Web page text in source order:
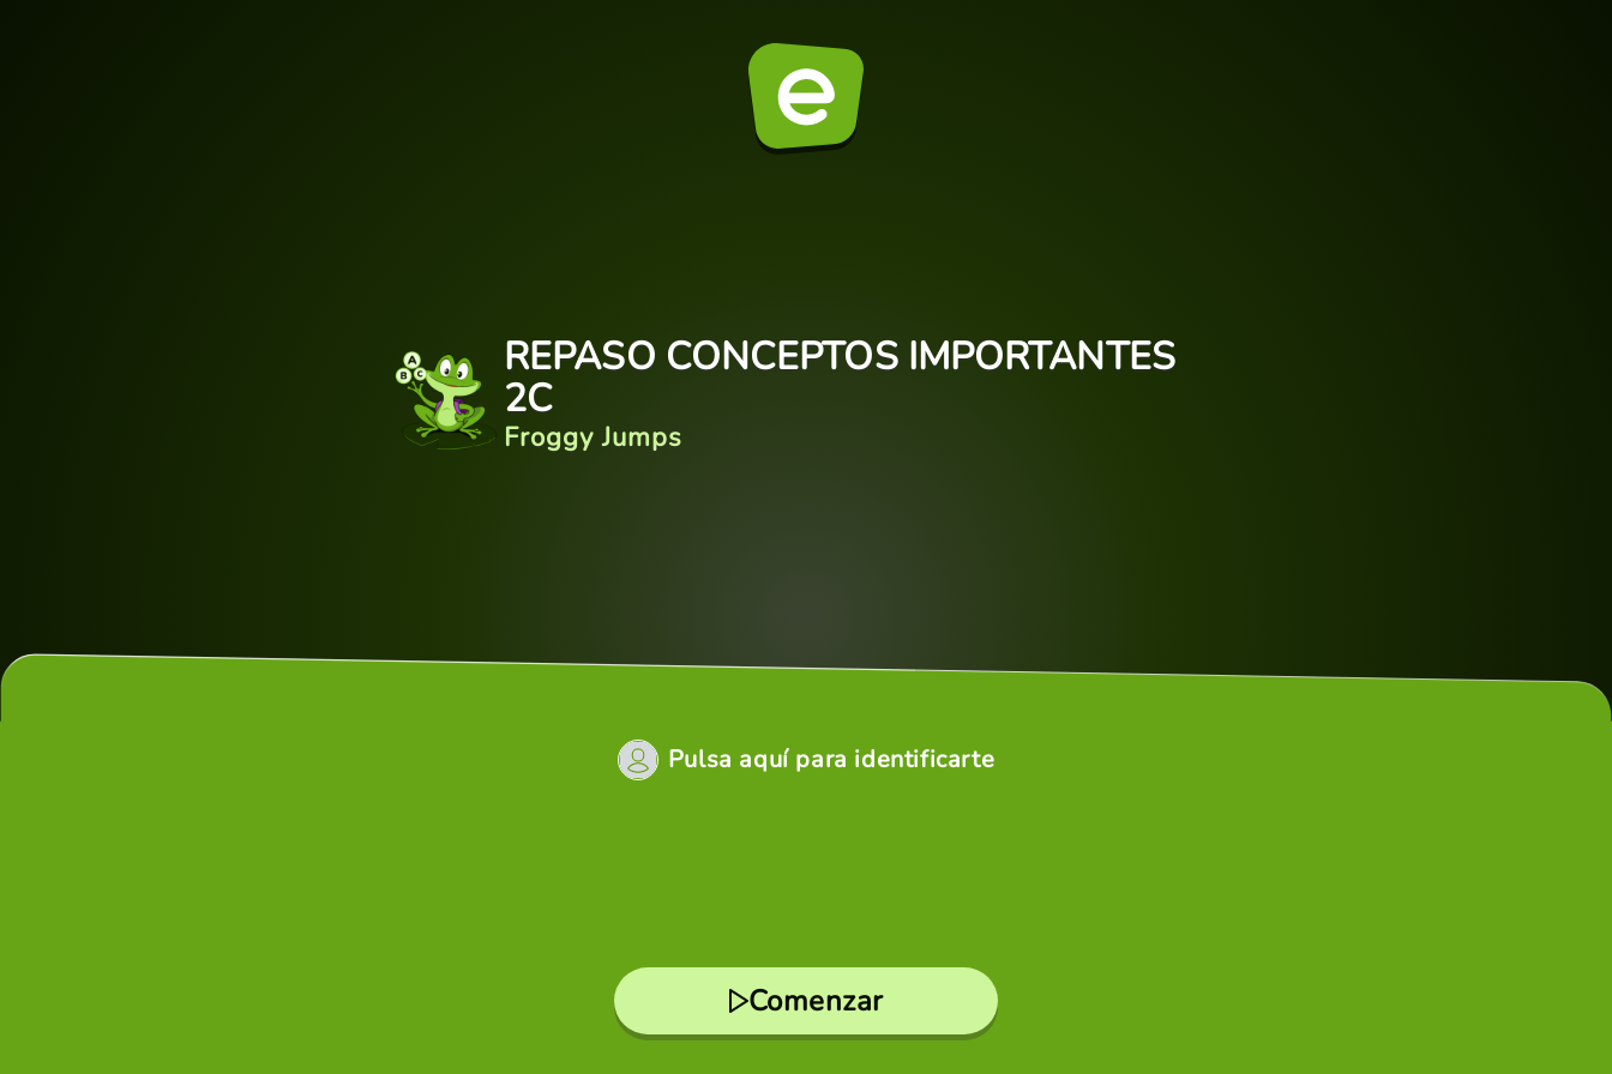
REPASO CONCEPTOS IMPORTANTES
2C
Froggy Jumps
Pulsa aquí para identificarte
Comenzar